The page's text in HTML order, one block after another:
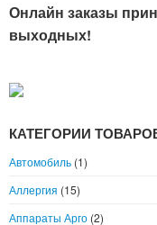
Онлайн заказы
выходных!
КАТЕГОРИИ
Автомобиль (1)
Аллергия (15)
Аппараты Арго (2)